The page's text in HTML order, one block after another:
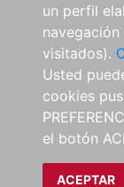
un perfil
visitados).
Usted
cookies
el botón
ACEPTAR